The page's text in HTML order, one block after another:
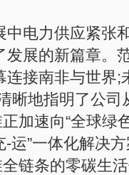
中电力供应紧张
展的新篇章。
接南非与世界;
晰地指明了公
加速向“全球绿
-运”一体化解决
链条的零碳生